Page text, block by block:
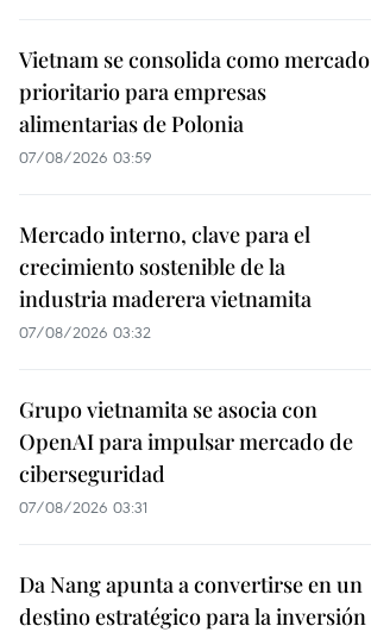
Vietnam se consolida como mercado
prioritario para empresas
alimentarias de Polonia
07/08/2026 03:59
Mercado interno, clave para el
crecimiento sostenible de la
industria maderera vietnamita
07/08/2026 03:32
Grupo vietnamita se asocia con
OpenAI para impulsar mercado de
ciberseguridad
07/08/2026 03:31
Da Nang apunta a convertirse en un
destino estratégico para la inversión